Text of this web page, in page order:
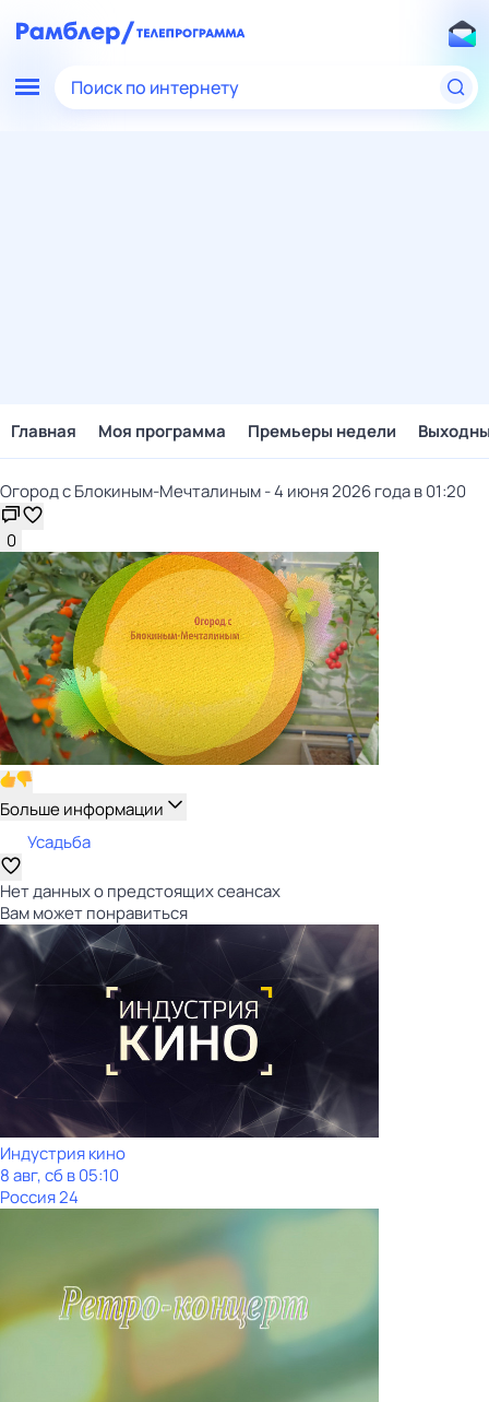
Поиск по интернету
Главная Моя программа Премьеры недели
Огород с Блокиным-Мечталиным - 4 июня 2026 года в 01:20
0
Больше информации
Усадьба
Нет данных о предстоящих сеансах
Вам может понравиться
Индустрия кино
8 авг, сб в 05:10
Россия 24